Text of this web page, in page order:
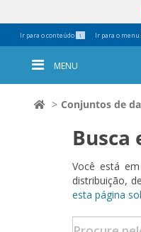
Ir para o conteúdo 1 Ir para o menu
MENU
Conjuntos de
Busca
Você está
distribuição,
esta página